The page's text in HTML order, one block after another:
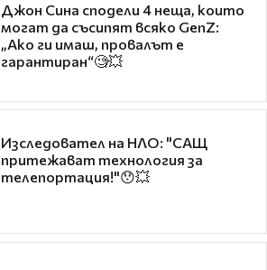
Джон Сина сподели 4 неща, които
могат да съсипят всяко GenZ:
„Ако ги имаш, провалът е
гарантиран“🧐💥
Изследовател на НЛО: "САЩ
притежават технология за
телепортация!"😯💥